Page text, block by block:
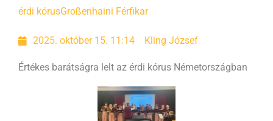
érdi kórusGroßenhaini Férfikar
2025. október 15. 11:14 Kling József
Értékes barátságra lelt az érdi kórus Németországban